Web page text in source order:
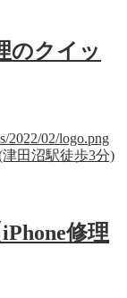
のクイッ
2022/02/logo.png
田沼駅徒歩3分)
修理